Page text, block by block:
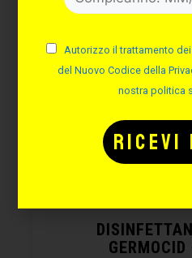
Autorizzo il trattamento
del Nuovo Codice della
nostra politica